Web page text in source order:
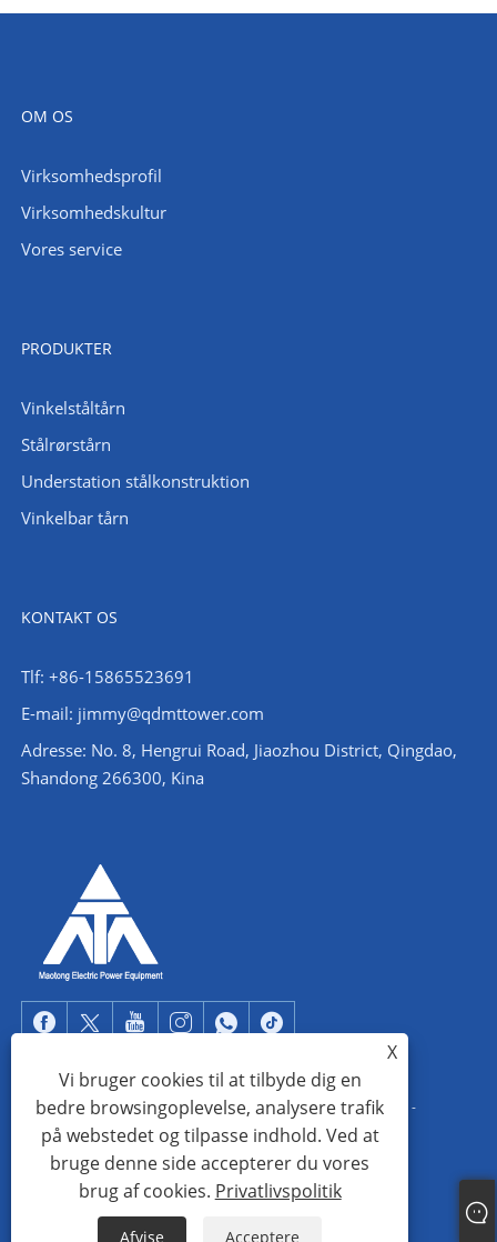
OM OS
Virksomhedsprofil
Virksomhedskultur
Vores service
PRODUKTER
Vinkelståltårn
Stålrørstårn
Understation stålkonstruktion
Vinkelbar tårn
KONTAKT OS
Tlf: +86-15865523691
E-mail: jimmy@qdmttower.com
Adresse: No. 8, Hengrui Road, Jiaozhou District, Qingdao,
Shandong 266300, Kina
Copyright © 2022 Qingdao Maotong Power Equipment Co., Ltd. -
Vinkelståltårn, understation stålkonstruktion, stålrørstårn - Alle
rettigheder forbeholdes.
Sitemap XML Privatlivspolitik
X
Vi bruger cookies til at tilbyde dig en
bedre browsingoplevelse, analysere trafik
på webstedet og tilpasse indhold. Ved at
bruge denne side accepterer du vores
brug af cookies. Privatlivspolitik
Afvise Acceptere